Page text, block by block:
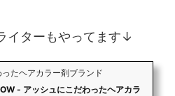
イターもやってます↓
たヘアカラー剤ブランド
- アッシュにこだわったヘアカラ